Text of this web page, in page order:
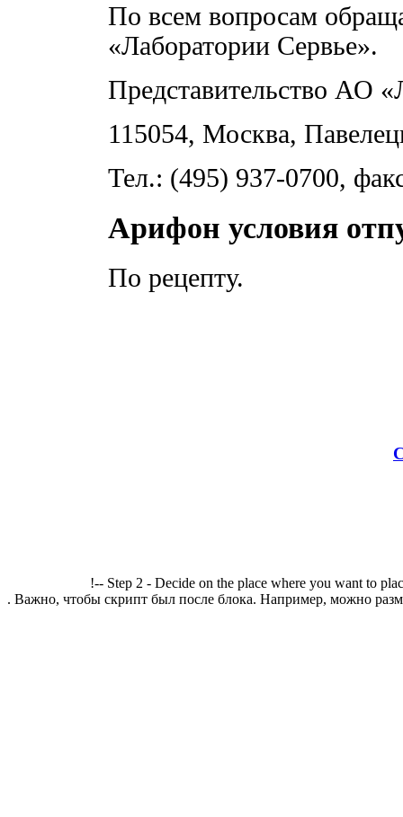
По всем вопросам
«Лаборатории Сервье».
Представительство АО
115054, Москва,
Тел.: (495) 937-0700,
Арифон условия
По рецепту.
!-- Step 2 - Decide on the place where you want to
. Важно, чтобы скрипт был после блока. Например, можно